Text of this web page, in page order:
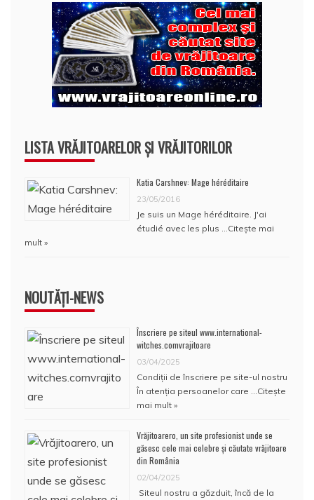
LISTA VRĂJITOARELOR ȘI VRĂJITORILOR
Katia Carshnev: Mage héréditaire
23/05/2016
Je suis un Mage héréditaire. J'ai
étudié avec les plus … Citește mai
mult »
NOUTĂȚI-NEWS
Înscriere pe siteul www.international-
witches.comvrajitoare
03/04/2025
Condiţii de înscriere pe site-ul nostru
În atenţia persoanelor care … Citește
mai mult »
Vrăjitoarero, un site profesionist unde se
găsesc cele mai celebre și căutate vrăjitoare
din România
02/04/2025
Siteul nostru a găzduit, încă de la